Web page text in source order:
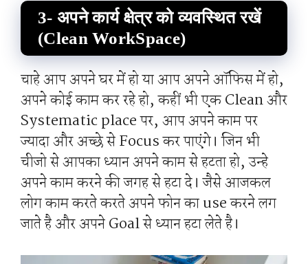
3- अपने कार्य क्षेत्र को व्यवस्थित रखें
(Clean WorkSpace)
चाहे आप अपने घर में हो या आप अपने ऑफिस में हो,
अपने कोई काम कर रहे हो, कहीं भी एक Clean और
Systematic place पर, आप अपने काम पर
ज्यादा और अच्छे से Focus कर पाएंगे। जिन भी
चीजो से आपका ध्यान अपने काम से हटता हो, उन्हे
अपने काम करने की जगह से हटा दे। जैसे आजकल
लोग काम करते करते अपने फोन का use करने लग
जाते है और अपने Goal से ध्यान हटा लेते है।